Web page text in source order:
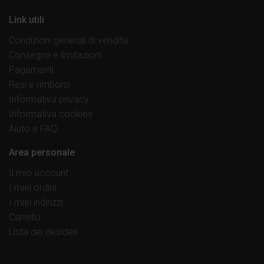
Link utili
Condizioni generali di vendita
Consegne e limitazioni
Pagamenti
Resi e rimborsi
Informativa privacy
Informativa cookies
Aiuto e FAQ
Area personale
Il mio account
I miei ordini
I miei indirizzi
Carrello
Lista dei desideri